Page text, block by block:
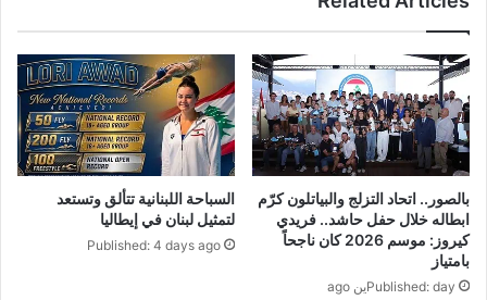
بالصور.. اتحاد التزلج والبياتلون كرّم
ابطاله خلال حفل حاشد.. فريدي
كيروز: موسم 2026 كان ناجحاً
بامتياز
Published: dayين ago
السباحة اللبنانية تتألق وتستعد
لتمثيل لبنان في إيطاليا
Published: 4 days ago